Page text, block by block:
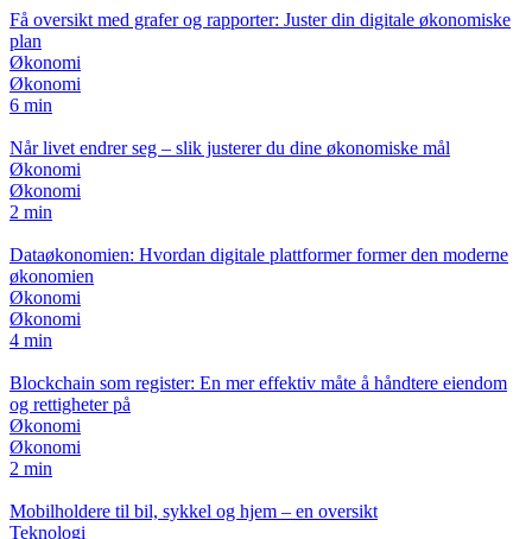
Få oversikt med grafer og rapporter: Juster din digitale økonomiske
plan
Økonomi
Økonomi
6 min
Når livet endrer seg – slik justerer du dine økonomiske mål
Økonomi
Økonomi
2 min
Dataøkonomien: Hvordan digitale plattformer former den moderne
økonomien
Økonomi
Økonomi
4 min
Blockchain som register: En mer effektiv måte å håndtere eiendom
og rettigheter på
Økonomi
Økonomi
2 min
Mobilholdere til bil, sykkel og hjem – en oversikt
Teknologi